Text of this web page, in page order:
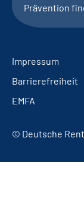
Prävention
Impressum
Barrierefreiheit
EMFA
© Deutsche